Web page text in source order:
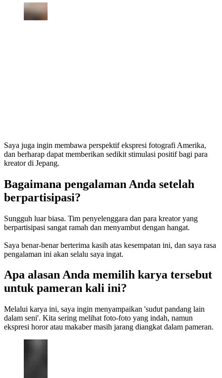
Saya juga ingin membawa perspektif ekspresi fotografi Amerika,
dan berharap dapat memberikan sedikit stimulasi positif bagi para
kreator di Jepang.
Bagaimana pengalaman Anda setelah
berpartisipasi?
Sungguh luar biasa. Tim penyelenggara dan para kreator yang
berpartisipasi sangat ramah dan menyambut dengan hangat.
Saya benar-benar berterima kasih atas kesempatan ini, dan saya rasa
pengalaman ini akan selalu saya ingat.
Apa alasan Anda memilih karya tersebut
untuk pameran kali ini?
Melalui karya ini, saya ingin menyampaikan 'sudut pandang lain
dalam seni'. Kita sering melihat foto-foto yang indah, namun
ekspresi horor atau makaber masih jarang diangkat dalam pameran.